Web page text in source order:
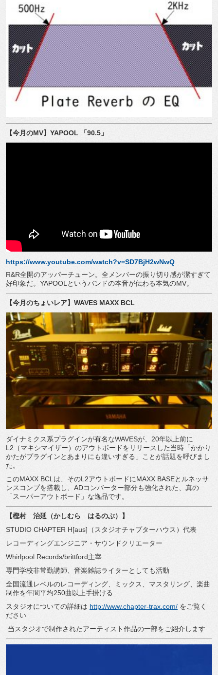
【今月のMV】 YAPOOL 「90.5 」
https://www.youtube.com/watch?v=SD7BjH2wNwQ
R&R全開のアッパーチューン。全メンバーの振り切り感が潔すぎて
好印象だ。YAPOOLというバンドの本音が伝わる本気のMV。
【今月のちょいレア】 WAVES MAXX BCL
ダイナミクス系プラグインが有名なWAVESが、20年以上前に
L2（マキシマイザー）のアウトボードをリリースした当時「かかり
かたがプラグインとあまりにも違いすぎる」ことが話題を呼びまし
た。
このMAXX BCLは、そのL2アウトボードにMAXX BASEとルネッサ
ンスコンプを搭載し、ADコンバーター部分も強化された、真の
「スーパーアウトボード」な逸品です。
【樫村 治延（かしむら はるのぶ）】
STUDIO CHAPTER H[aus]（スタジオチャプターハウス）代表
レコーディングエンジニア・サウンドクリエーター
Whirlpool Records/brittford主宰
専門学校非常勤講師、音楽雑誌ライターとしても活動
全国流通レベルのレコーディング、ミックス、マスタリング、楽曲
制作を年間平均250曲以上手掛ける
スタジオについての詳細は http://www.chapter-trax.com/ をご覧く
ださい
当スタジオで制作されたアーティスト作品の一部をご紹介します